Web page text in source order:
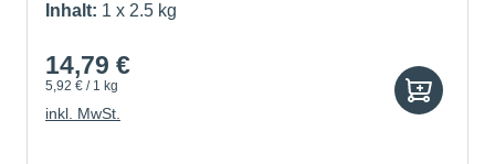
Inhalt: 1 x 2.5 kg
14,79 €
5,92 € / 1 kg
inkl. MwSt.